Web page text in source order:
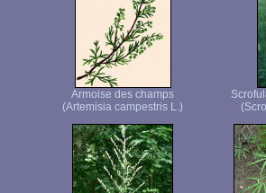
Armoise des champs
(Artemisia campestris L.)